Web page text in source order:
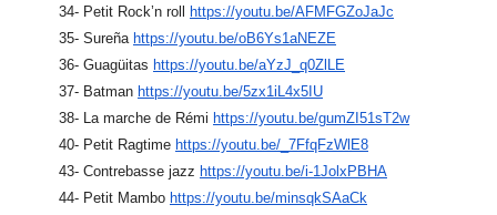
34- Petit Rock’n roll
https://youtu.be/AFMFGZoJaJc
35- Sureña https://youtu.be/oB6Ys1aNEZE
36- Guagüitas https://youtu.be/aYzJ_q0ZlLE
37- Batman https://youtu.be/5zx1iL4x5IU
38- La marche de Rémi https://youtu.be/gumZI51sT2w
40- Petit Ragtime https://youtu.be/_7FfqFzWlE8
43- Contrebasse jazz https://youtu.be/i-1JolxPBHA
44- Petit Mambo https://youtu.be/minsqkSAaCk